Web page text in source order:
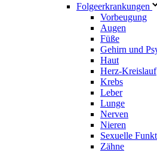
Folgeerkrankungen
Vorbeugung
Augen
Füße
Gehirn und
Haut
Herz-Kreislauf
Krebs
Leber
Lunge
Nerven
Nieren
Sexuelle
Zähne